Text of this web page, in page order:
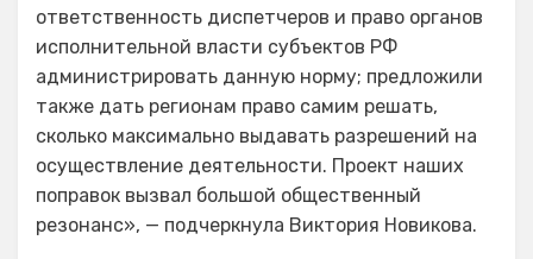
ответственность диспетчеров и право органов
исполнительной власти субъектов РФ
администрировать данную норму; предложили
также дать регионам право самим решать,
сколько максимально выдавать разрешений на
осуществление деятельности. Проект наших
поправок вызвал большой общественный
резонанс», — подчеркнула Виктория Новикова.